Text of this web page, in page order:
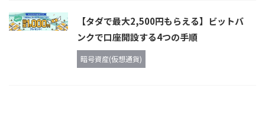
【タダで最大2,500円もらえる】ビットバ
ンクで口座開設する4つの手順
暗号資産(仮想通貨)